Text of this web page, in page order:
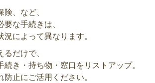
、など、
な手続きは、
によって異なります。
だけで、
続き・持ち物・窓口をリストアップ。
止にご活用ください。